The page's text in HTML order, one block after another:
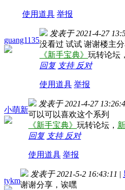
使用道具 举报
guang1135
发表于 2021-4-27
没看过 试试 谢谢楼主
《新手宝典》 玩转论坛，
回复 支持 反对
使用道具 举报
小萌新
发表于 2021-4-27
可以可以喜欢这个系列
《新手宝典》 玩转论坛，
回复 支持 反对
使用道具 举报
tykm
发表于 2021-5-2 16:43:11 |
谢谢分享，诶嘿